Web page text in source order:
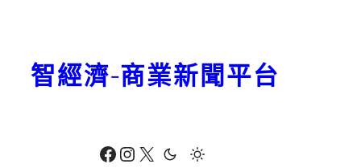
Facebook Instagram X
智經濟-商業新聞平台